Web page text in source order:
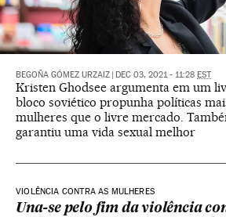
BEGOÑA GÓMEZ URZAIZ DEC 03, 2021 - 11:28 EST
Kristen Ghodsee argumenta em um
bloco soviético propunha políticas
mulheres que o livre mercado.
garantiu uma vida sexual melhor
VIOLÊNCIA CONTRA AS MULHERES
Una-se pelo fim da violência